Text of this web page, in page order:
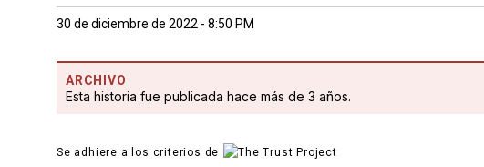
30 de diciembre de 2022 - 8:50 PM
ARCHIVO
Esta historia fue publicada hace más de 3 años.
Se adhiere a los criterios de